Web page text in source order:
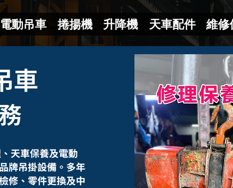
電動吊車 捲揚機 升降機 天車配件 維修
車
天車保養及電動
牌吊掛設備。多年
修、零件更換及中